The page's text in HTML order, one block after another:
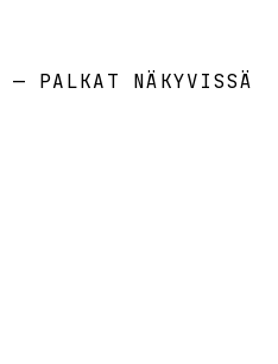
— PALKAT NÄKYVISSÄ